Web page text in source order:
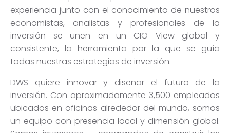
experiencia junto con el conocimiento de nuestros
economistas, analistas y profesionales de la
inversión se unen en un CIO View global y
consistente, la herramienta por la que se guía
todas nuestras estrategias de inversión.
DWS quiere innovar y diseñar el futuro de la
inversión. Con aproximadamente 3,500 empleados
ubicados en oficinas alrededor del mundo, somos
un equipo con presencia local y dimensión global.